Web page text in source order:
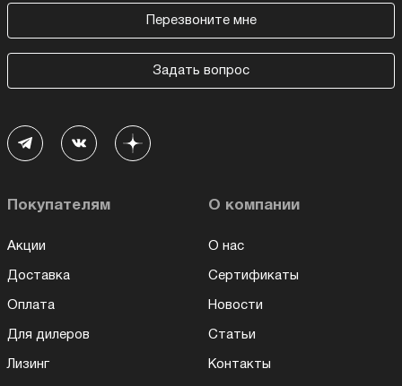
Перезвоните мне
Задать вопрос
Покупателям
Акции
Доставка
Оплата
Для дилеров
Лизинг
О компании
О нас
Сертификаты
Новости
Статьи
Контакты